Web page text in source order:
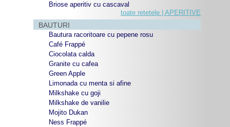
Briose aperitiv cu cascaval
toate retetele | APERITIVE
BAUTURI
Bautura racoritoare cu pepene rosu
Café Frappé
Ciocolata calda
Granite cu cafea
Green Apple
Limonada cu menta si afine
Milkshake cu goji
Milkshake de vanilie
Mojito Dukan
Ness Frappé